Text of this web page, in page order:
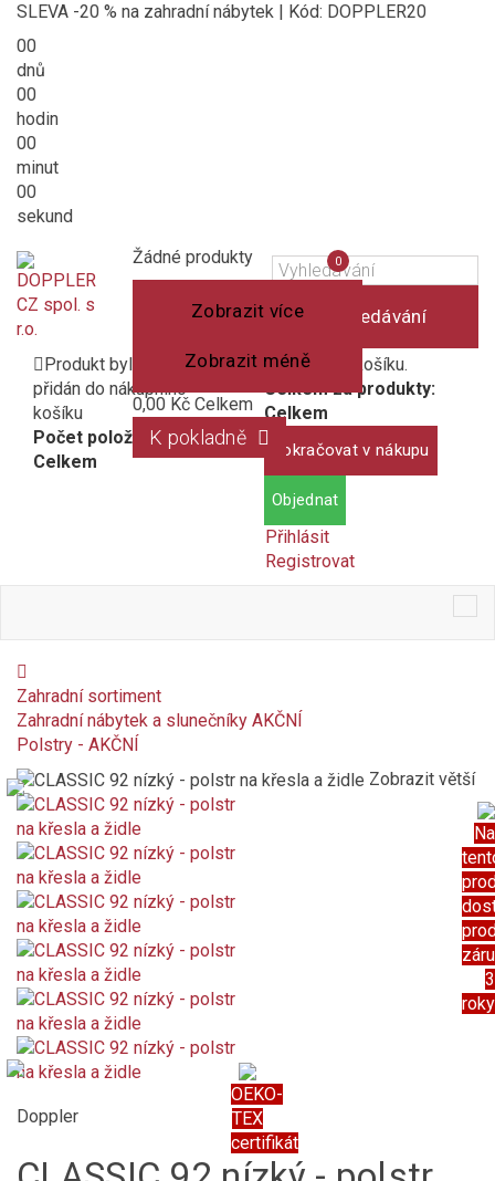
SLEVA -20 % na zahradní nábytek | Kód: DOPPLER20
00
dnů
00
hodin
00
minut
00
sekund
Vyhledávání
Košík
(prázdný)
Žádné produkty
Zobrazit více
Zobrazit méně
0,00 Kč Celkem
K pokladně
Produkt byl úspěšně
přidán do nákupního
košíku
Počet položek:
Celkem
1 produkt v košíku.
Celkem za produkty:
Celkem
Pokračovat v nákupu
Objednat
Přihlásit
Registrovat
Porovnání
produktů
0
Zahradní sortiment
Zahradní nábytek a slunečníky AKČNÍ
Polstry - AKČNÍ
OEKO-
TEX
certifikát
Na
3
roky
Zobrazit větší
Doppler